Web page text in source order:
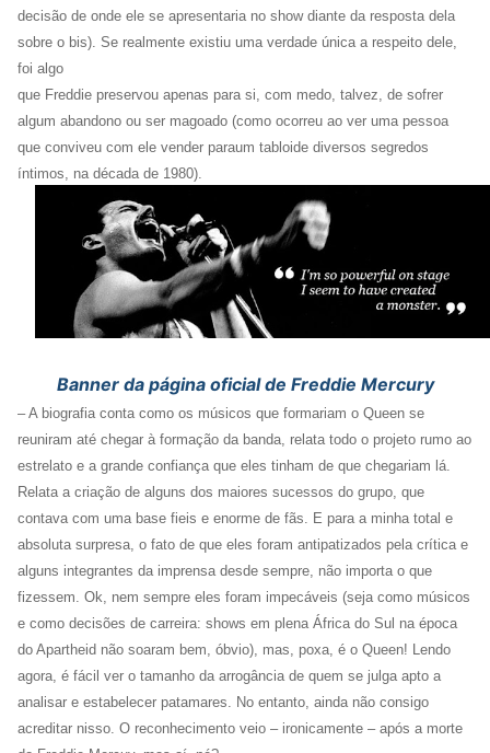
decisão de onde ele se apresentaria no show diante da resposta dela
sobre o bis). Se realmente existiu uma verdade única a respeito dele,
foi algo
que Freddie preservou apenas para si, com medo, talvez, de sofrer
algum abandono ou ser magoado (como ocorreu ao ver uma pessoa
que conviveu com ele vender paraum tabloide diversos segredos
íntimos, na década de 1980).
Banner da página oficial de Freddie Mercury
– A biografia conta como os músicos que formariam o Queen se
reuniram até chegar à formação da banda, relata todo o projeto rumo ao
estrelato e a grande confiança que eles tinham de que chegariam lá.
Relata a criação de alguns dos maiores sucessos do grupo, que
contava com uma base fieis e enorme de fãs. E para a minha total e
absoluta surpresa, o fato de que eles foram antipatizados pela crítica e
alguns integrantes da imprensa desde sempre, não importa o que
fizessem. Ok, nem sempre eles foram impecáveis (seja como músicos
e como decisões de carreira: shows em plena África do Sul na época
do Apartheid não soaram bem, óbvio), mas, poxa, é o Queen! Lendo
agora, é fácil ver o tamanho da arrogância de quem se julga apto a
analisar e estabelecer patamares. No entanto, ainda não consigo
acreditar nisso. O reconhecimento veio – ironicamente – após a morte